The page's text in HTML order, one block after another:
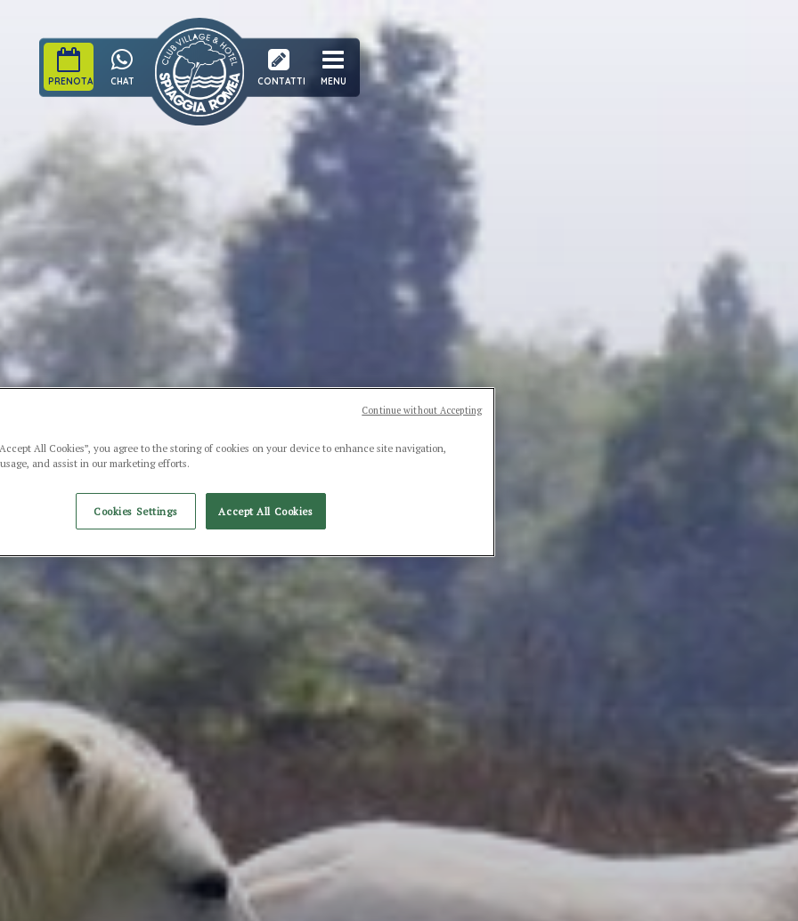
PRENOTA CHAT CONTATTI MENU
All Cookies”, you agree to the storing of cookies on your device to enhance site navigation,
and assist in our marketing efforts.
Cookies Settings Accept All Cookies
Continue without Accepting